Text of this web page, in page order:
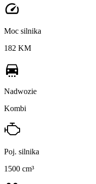
Moc silnika
182 KM
Nadwozie
Kombi
Poj. silnika
1500 cm³